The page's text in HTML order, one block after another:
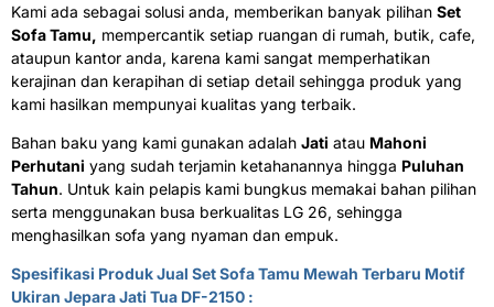
Kami ada sebagai solusi anda, memberikan banyak pilihan Set
Sofa Tamu, mempercantik setiap ruangan di rumah, butik, cafe,
ataupun kantor anda, karena kami sangat memperhatikan
kerajinan dan kerapihan di setiap detail sehingga produk yang
kami hasilkan mempunyai kualitas yang terbaik.
Bahan baku yang kami gunakan adalah Jati atau Mahoni
Perhutani yang sudah terjamin ketahanannya hingga Puluhan
Tahun. Untuk kain pelapis kami bungkus memakai bahan pilihan
serta menggunakan busa berkualitas LG 26, sehingga
menghasilkan sofa yang nyaman dan empuk.
Spesifikasi Produk Jual Set Sofa Tamu Mewah Terbaru Motif
Ukiran Jepara Jati Tua DF-2150 :